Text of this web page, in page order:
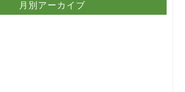
月別アーカイブ